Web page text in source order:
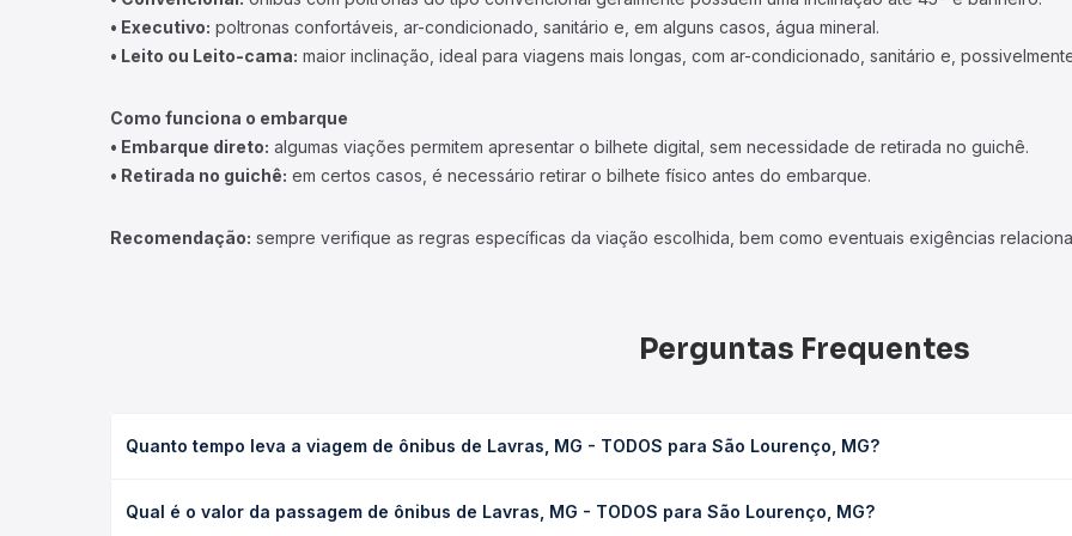
• Executivo: poltronas confortáveis, ar-condicionado, sanitário e, em alguns casos, água mineral.
• Leito ou Leito-cama: maior inclinação, ideal para viagens mais longas, com ar-condicionado, sanitário e,
Como funciona o embarque
• Embarque direto: algumas viações permitem apresentar o bilhete digital, sem necessidade de retirada no guichê.
• Retirada no guichê: em certos casos, é necessário retirar o bilhete físico antes do embarque.
Recomendação: sempre verifique as regras específicas da viação escolhida, bem como eventuais exigências
Perguntas Frequentes
Quanto tempo leva a viagem de ônibus de Lavras, MG - TODOS para São Lourenço, MG?
executivo ou leito) e as condições de tráfego. Na Quero Passagem você consulta os horários disponíveis e vê a
Qual é o valor da passagem de ônibus de Lavras, MG - TODOS para São Lourenço, MG?